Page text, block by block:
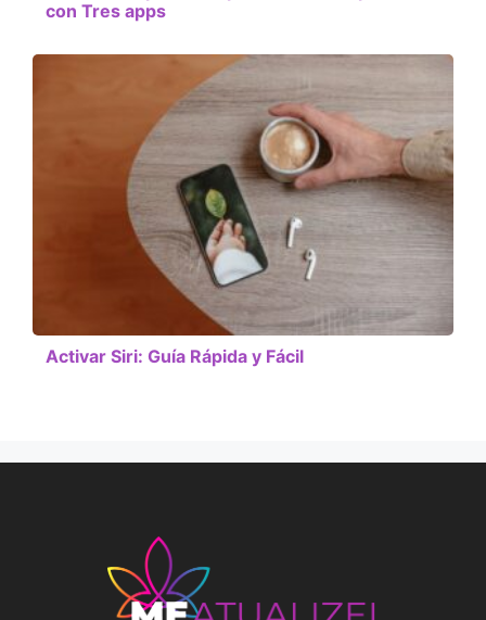
con Tres apps
Activar Siri: Guía Rápida y Fácil